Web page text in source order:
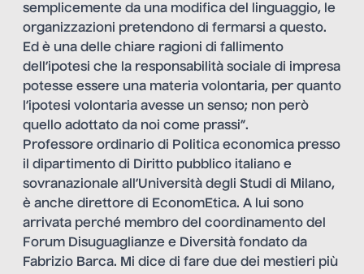
semplicemente da una modifica del linguaggio, le
organizzazioni pretendono di fermarsi a questo.
Ed è una delle chiare ragioni di fallimento
dell’ipotesi che la responsabilità sociale di impresa
potesse essere una materia volontaria, per quanto
l’ipotesi volontaria avesse un senso; non però
quello adottato da noi come prassi”.
Professore ordinario di Politica economica presso
il dipartimento di Diritto pubblico italiano e
sovranazionale all’Università degli Studi di Milano,
è anche direttore di EconomEtica. A lui sono
arrivata perché membro del coordinamento del
Forum Disuguaglianze e Diversità fondato da
Fabrizio Barca. Mi dice di fare due dei mestieri più